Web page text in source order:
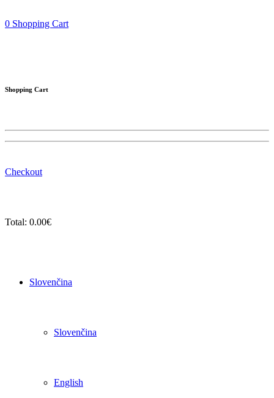
0 Shopping Cart
Shopping Cart
Checkout
Total: 0.00€
Slovenčina
Slovenčina
English